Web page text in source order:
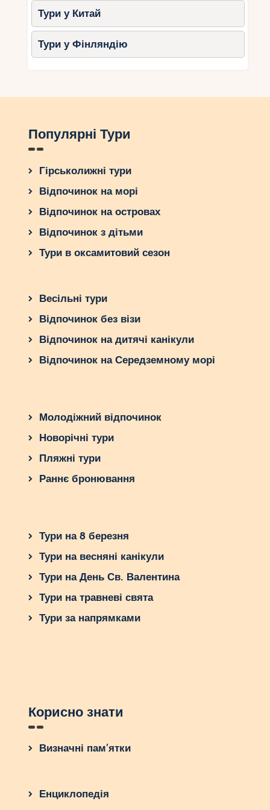
Тури у Китай
Тури у Фінляндію
Популярні Тури
Гірськолижні тури
Відпочинок на морі
Відпочинок на островах
Відпочинок з дітьми
Тури в оксамитовий сезон
Весільні тури
Відпочинок без візи
Відпочинок на дитячі канікули
Відпочинок на Середземному морі
Молодіжний відпочинок
Новорічні тури
Пляжні тури
Раннє бронювання
Тури на 8 березня
Тури на весняні канікули
Тури на День Св. Валентина
Тури на травневі свята
Тури за напрямками
Корисно знати
Визначні пам’ятки
Енциклопедія